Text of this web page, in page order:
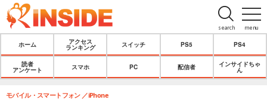
menu
search
ホーム
アクセス
ランキング
スイッチ PS5 PS4
読者
アンケート
スマホ PC 配信者
インサイドちゃ
ん
モバイル・スマートフォン iPhone